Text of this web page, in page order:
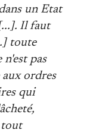
un Etat
Il faut
toute
pas
aux ordres
qui
tout